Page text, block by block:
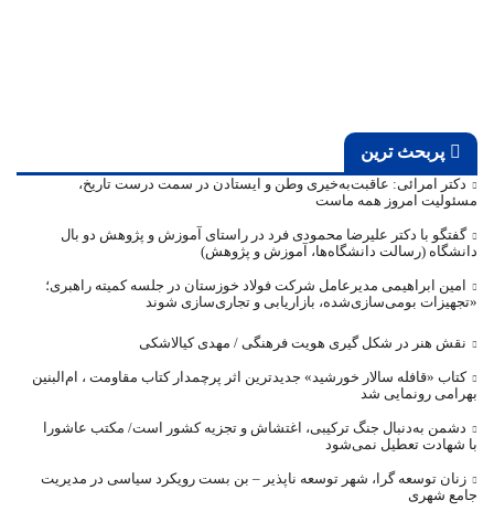
پربحث ترین
دکتر امرائی: عاقبت‌به‌خیری وطن و ایستادن در سمت درست تاریخ،
مسئولیت امروز همه ماست
گفتگو با دکتر علیرضا محمودی فرد در راستای آموزش و پژوهش دو بال
دانشگاه (رسالت دانشگاه‌ها، آموزش و پژوهش)
امین ابراهیمی مدیرعامل شرکت فولاد خوزستان در جلسه کمیته راهبری؛
«تجهیزات بومی‌سازی‌شده، بازاریابی و تجاری‌سازی شوند
نقش هنر در شکل گیری هویت فرهنگی / مهدی کیالاشکی
کتاب «قافله‌ سالار خورشید» جدیدترین اثر پرچمدار کتاب مقاومت ، ام‌البنین
بهرامی رونمایی شد
دشمن به‌دنبال جنگ ترکیبی، اغتشاش و تجزیه کشور است/ مکتب عاشورا
با شهادت تعطیل نمی‌شود
زنان توسعه گرا، شهر توسعه ناپذیر – بن بست رویکرد سیاسی در مدیریت
جامع شهری